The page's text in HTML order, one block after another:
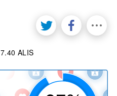
7.40 ALIS